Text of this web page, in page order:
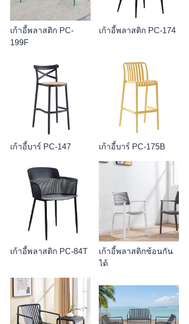
เก้าอี้พลาสติก PC-
199F
เก้าอี้พลาสติก PC-174
เก้าอี้บาร์ PC-147 เก้าอี้บาร์ PC-175B
เก้าอี้พลาสติก PC-84T
เก้าอี้พลาสติกซ้อนกัน
ได้